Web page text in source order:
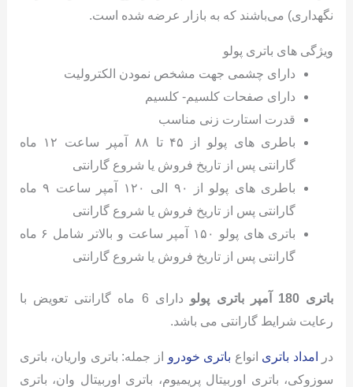
نگهداری) می‌باشند که به بازار عرضه شده است.
ویژگی های باتری پولو
دارای چشمی جهت مشخص نمودن الکترولیت
دارای صفحات کلسیم- کلسیم
قدرت استارت زنی مناسب
باطری های پولو از ۴۵ تا ۸۸ آمپر ساعت ۱۲ ماه
گارانتی پس از تاریخ فروش یا شروع گارانتی
باطری های پولو از ۹۰ الی ۱۲۰ آمپر ساعت ۹ ماه
گارانتی پس از تاریخ فروش یا شروع گارانتی
باتری های پولو ۱۵۰ آمپر ساعت و بالاتر شامل ۶ ماه
گارانتی پس از تاریخ فروش یا شروع گارانتی
باتری 180 آمپر باتری پولو
دارای 6 ماه گارانتی تعویض با
رعایت شرایط گارانتی می باشد.
در امداد باتری انواع باتری خودرو از جمله: باتری واریان، باتری
سوزوکی، باتری اوربیتال پریمیوم، باتری اوربیتال وان، باتری